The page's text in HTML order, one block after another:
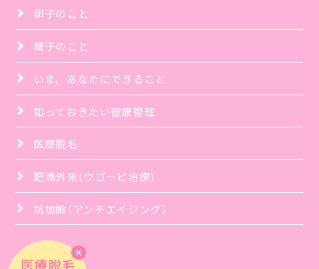
卵子のこと
精子のこと
いま、あなたにできること
知っておきたい健康管理
医療脱毛
肥満外来(ウゴービ治療)
抗加齢（アンチエイジング）